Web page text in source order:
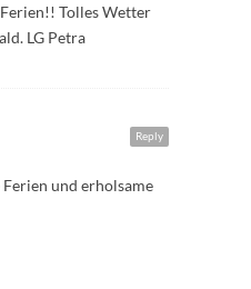
Tolles Wetter
LG Petra
Reply
und erholsame